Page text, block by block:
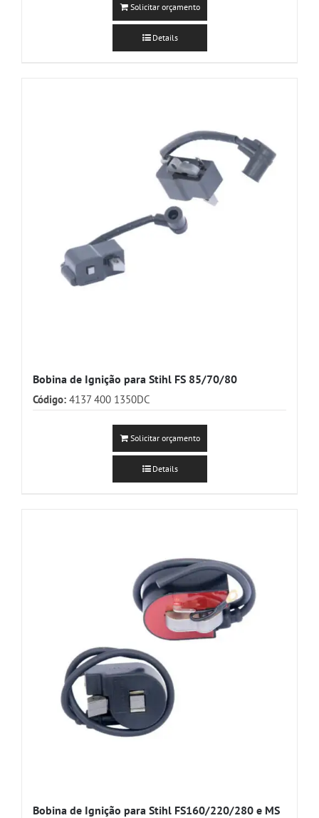
Solicitar orçamento
Details
Bobina de Ignição para Stihl FS 85/70/80
Código: 4137 400 1350DC
Solicitar orçamento
Details
Bobina de Ignição para Stihl FS160/220/280 e MS